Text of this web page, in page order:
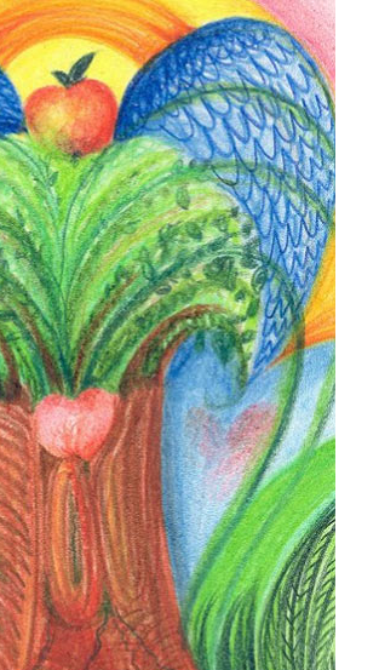
Nenávidíme spam stejně jako vy